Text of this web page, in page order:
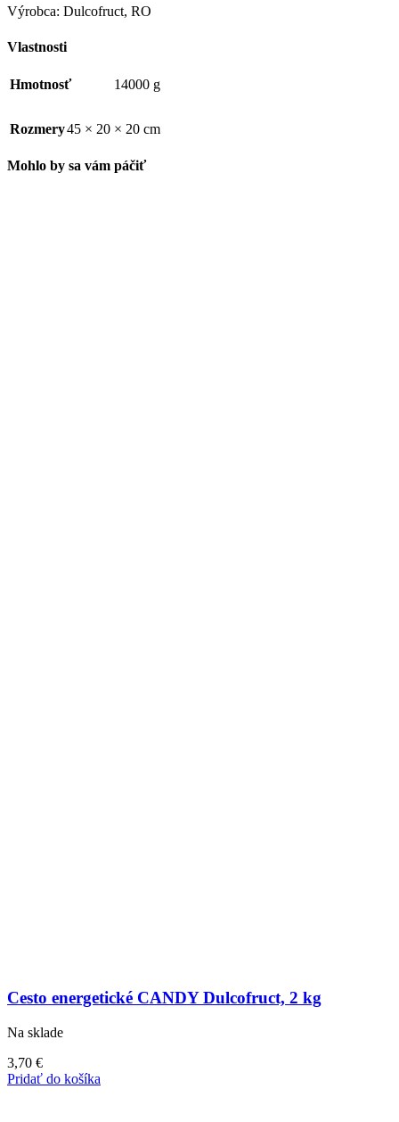
Výrobca: Dulcofruct, RO
Vlastnosti
Hmotnosť 14000 g
Rozmery45 × 20 × 20 cm
Mohlo by sa vám páčiť
Cesto energetické CANDY Dulcofruct, 2 kg
Na sklade
3,70 €
Pridať do košíka